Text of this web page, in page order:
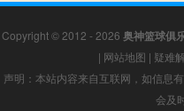
Copyright © 2012 - 2026 奥神篮球俱
| 网站地图 | 疑难
声明：本站内容来自互联网，如信息
会及